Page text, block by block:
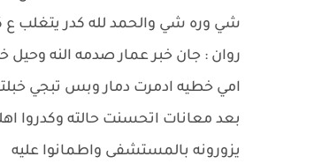
شي وره شي والحمد لله كدر يتغلب
روان : جان خبر عمار صدمه النه وحيل
امي خطيه ادمرت دمار وبس تبجي
بعد معانات اتحسنت حالته وكدروا
يزورونه بالمستشفى واطمانوا عليه